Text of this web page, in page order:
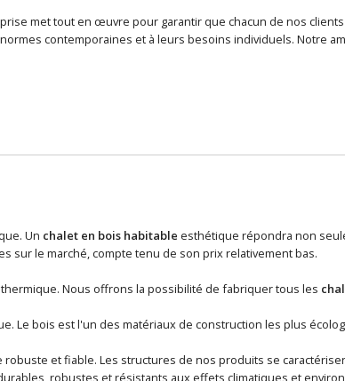
met tout en œuvre pour garantir que chacun de nos
contemporaines et à leurs besoins individuels. Notre
Un chalet en bois habitable esthétique répondra non
sur le marché, compte tenu de son prix relativement bas.
Nous offrons la possibilité de fabriquer tous les
Le bois est l'un des matériaux de construction les plus
et fiable. Les structures de nos produits se
robustes et résistants aux effets climatiques et